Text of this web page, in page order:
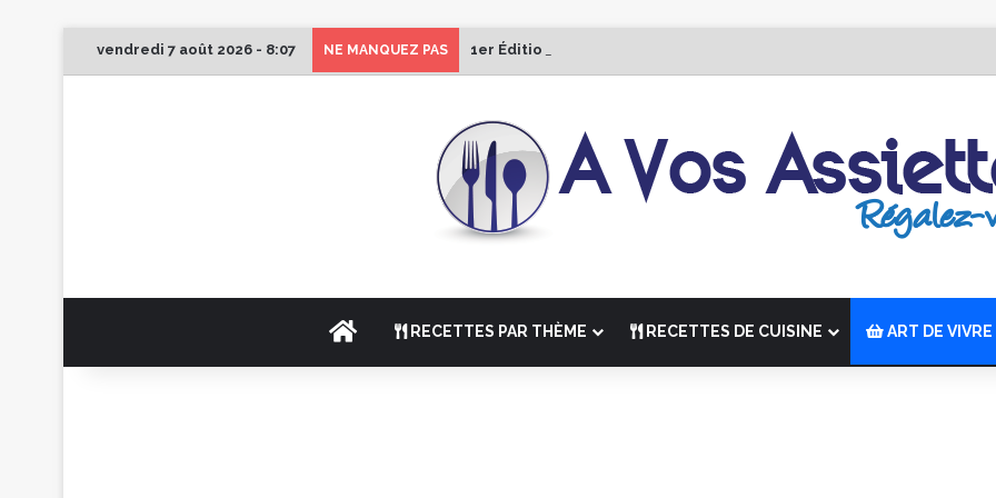
vendredi 7 août 2026 - 8:07 NE MANQUEZ PAS 1er Édition de “La Semaine des Chefs” du 19 au 24 octobre 2026
ACCUEILRECETTES PAR THÈME RECETTES DE CUISINE ART DE VIVRE